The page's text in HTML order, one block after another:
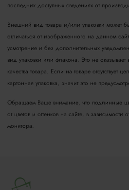
последних доступных сведениях от
Внешний вид товара и/или упаковки может
отличаться от изображенного на данном
усмотрение и без дополнительных
вид упаковки или флакона. Это не оказывает
качества товара. Если на товаре отсутствует
картонная упаковка, значит это не
Обращаем Ваше внимание, что подлинные
от цветов и оттенков на сайте, в зависимости
монитора.